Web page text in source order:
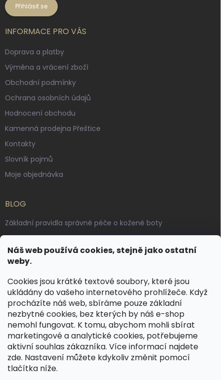
Náš web používá cookies, stejně jako ostatní
weby.
Cookies jsou krátké textové soubory, které jsou
ukládány do vašeho internetového prohlížeče. Když
procházíte náš web, sbíráme pouze základní
nezbytné cookies, bez kterých by náš e-shop
nemohl fungovat. K tomu, abychom mohli sbírat
marketingové a analytické cookies, potřebujeme
aktivní souhlas zákazníka. Více informací najdete
zde. Nastavení můžete kdykoliv změnit pomocí
tlačítka níže.
Přihlásit se
INFORMACE PRO VÁS
Doprava a platby
Výměna a vrácení zboží
Obchodní podmínky
Ochrana osobních údajů
Hodnocení obchodu
Kamenná prodejna Přeštice
Kontakty
Slovník pojmů
Moje objednávka
BLOG
Základní pravidla správné péče o kožené boty
Výroba českých kožených opasků: vůně pravé kůže, dotek
řemesla
KONTAKT
dotazy@spongr.cz
+420 776 663 962
https://www.facebook.com/spongr.cz
spongr.cz